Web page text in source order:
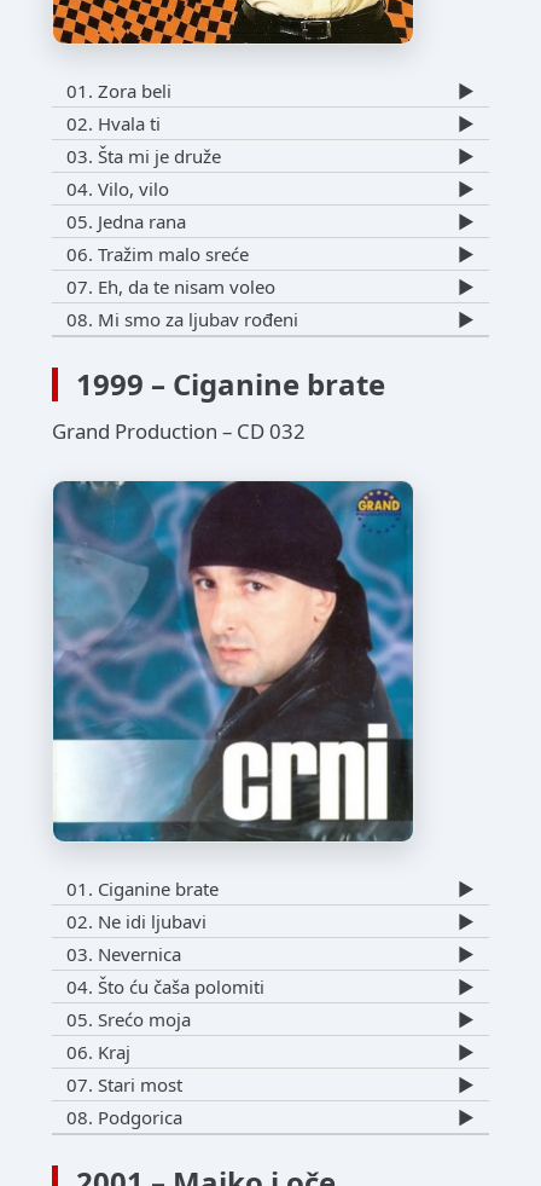
01. Zora beli
▶️
02. Hvala ti
▶️
03. Šta mi je druže
▶️
04. Vilo, vilo
▶️
05. Jedna rana
▶️
06. Tražim malo sreće
▶️
07. Eh, da te nisam voleo
▶️
08. Mi smo za ljubav rođeni
▶️
1999 – Ciganine brate
Grand Production – CD 032
01. Ciganine brate
▶️
02. Ne idi ljubavi
▶️
03. Nevernica
▶️
04. Što ću čaša polomiti
▶️
05. Srećo moja
▶️
06. Kraj
▶️
07. Stari most
▶️
08. Podgorica
▶️